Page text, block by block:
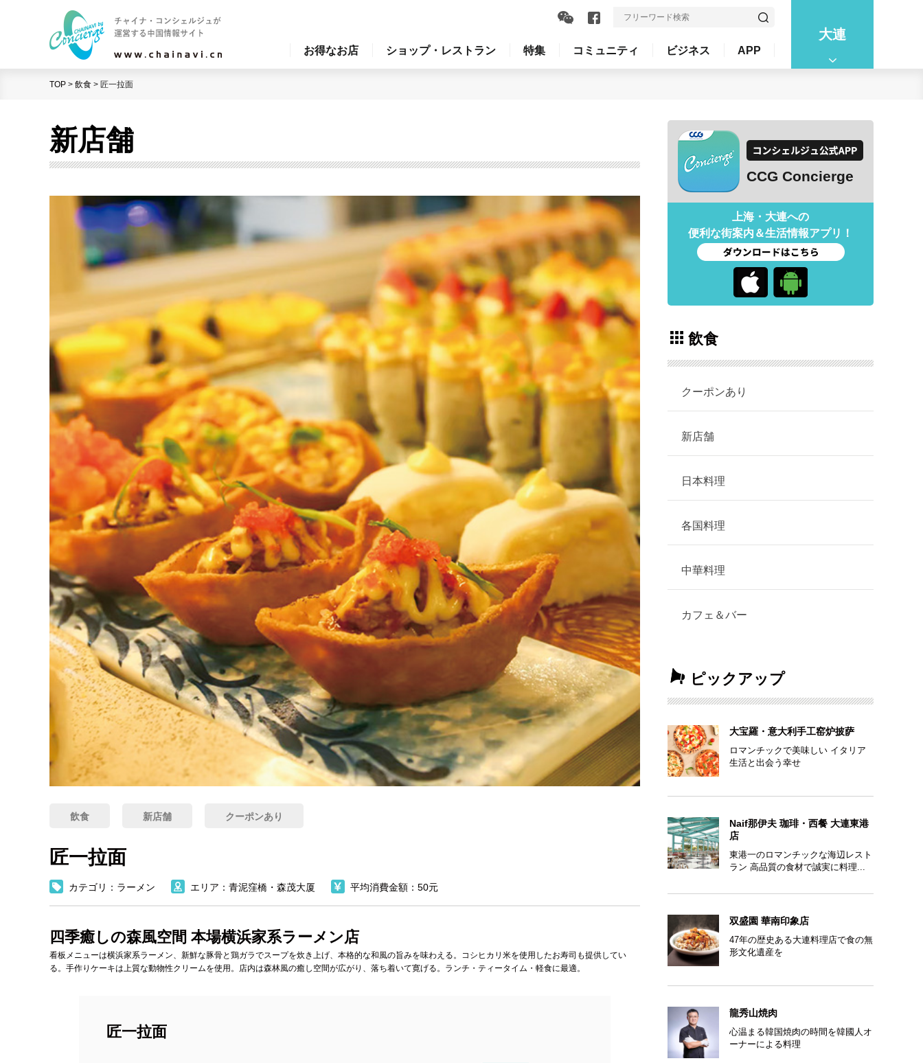
大連
お得なお店 ショップ・レストラン 特集 コミュニティ ビジネス APP
TOP > 飲食 > 匠一拉面
新店舗
飲食 新店舗 クーポンあり
匠一拉面
カテゴリ：ラーメン エリア：青泥窪橋・森茂大厦 平均消費金額：50元
四季癒しの森風空間 本場横浜家系ラーメン店
看板メニューは横浜家系ラーメン、新鮮な豚骨と鶏ガラでスープを炊き上げ、本格的な和風の旨みを味わえる。コシヒカリ米を使用したお寿司も提供してい
る。手作りケーキは上質な動物性クリームを使用。店内は森林風の癒し空間が広がり、落ち着いて寛げる。ランチ・ティータイム・軽食に最適。
匠一拉面
CCG Concierge
上海・大連への
便利な街案内＆生活情報アプリ！
飲食
クーポンあり
新店舗
日本料理
各国料理
中華料理
カフェ＆バー
ピックアップ
大宝羅・意大利手工窑炉披萨
ロマンチックで美味しい イタリア
生活と出会う幸せ
Naif那伊夫 珈琲・西餐 大連東港
店
東港一のロマンチックな海辺レスト
ラン 高品質の食材で誠実に料理...
双盛園 華南印象店
47年の歴史ある大連料理店で食の無
形文化遺産を
龍秀山焼肉
心温まる韓国焼肉の時間を韓國人オ
ーナーによる料理